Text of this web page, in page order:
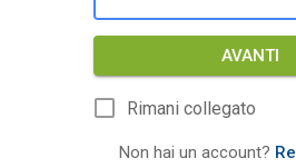
AVANTI
Rimani collegato
Non hai un account?